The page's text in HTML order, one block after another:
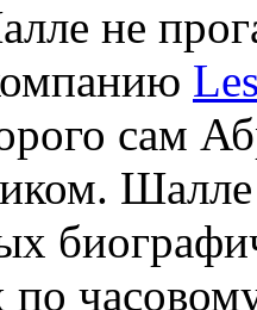
не
сам
Шалле
по